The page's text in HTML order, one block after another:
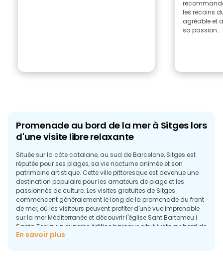
les recoins
agréable et
sa passion...
Promenade au bord de la mer à Sitges lors
d'une visite libre relaxante
Située sur la côte catalane, au sud de Barcelone, Sitges est
réputée pour ses plages, sa vie nocturne animée et son
patrimoine artistique. Cette ville pittoresque est devenue une
destination populaire pour les amateurs de plage et les
passionnés de culture. Les visites gratuites de Sitges
commencent généralement le long de la promenade du front
de mer, où les visiteurs peuvent profiter d'une vue imprenable
sur la mer Méditerranée et découvrir l'église Sant Bartomeu i
Santa Tecla, un superbe édifice baroque situé juste au bord de
l'eau.
En savoir plus